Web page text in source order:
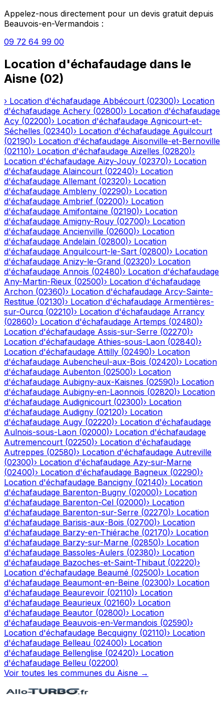
Appelez-nous directement pour un devis gratuit depuis
Beauvois-en-Vermandois :
09 72 64 99 00
Location d'échafaudage dans le
Aisne (02)
› Location d'échafaudage Abbécourt (02300)› Location
d'échafaudage Achery (02800)› Location d'échafaudage
Acy (02200)› Location d'échafaudage Agnicourt-et-
Séchelles (02340)› Location d'échafaudage Aguilcourt
(02190)› Location d'échafaudage Aisonville-et-Bernoville
(02110)› Location d'échafaudage Aizelles (02820)›
Location d'échafaudage Aizy-Jouy (02370)› Location
d'échafaudage Alaincourt (02240)› Location
d'échafaudage Allemant (02320)› Location
d'échafaudage Ambleny (02290)› Location
d'échafaudage Ambrief (02200)› Location
d'échafaudage Amifontaine (02190)› Location
d'échafaudage Amigny-Rouy (02700)› Location
d'échafaudage Ancienville (02600)› Location
d'échafaudage Andelain (02800)› Location
d'échafaudage Anguilcourt-le-Sart (02800)› Location
d'échafaudage Anizy-le-Grand (02320)› Location
d'échafaudage Annois (02480)› Location d'échafaudage
Any-Martin-Rieux (02500)› Location d'échafaudage
Archon (02360)› Location d'échafaudage Arcy-Sainte-
Restitue (02130)› Location d'échafaudage Armentières-
sur-Ourcq (02210)› Location d'échafaudage Arrancy
(02860)› Location d'échafaudage Artemps (02480)›
Location d'échafaudage Assis-sur-Serre (02270)›
Location d'échafaudage Athies-sous-Laon (02840)›
Location d'échafaudage Attilly (02490)› Location
d'échafaudage Aubencheul-aux-Bois (02420)› Location
d'échafaudage Aubenton (02500)› Location
d'échafaudage Aubigny-aux-Kaisnes (02590)› Location
d'échafaudage Aubigny-en-Laonnois (02820)› Location
d'échafaudage Audignicourt (02300)› Location
d'échafaudage Audigny (02120)› Location
d'échafaudage Augy (02220)› Location d'échafaudage
Aulnois-sous-Laon (02000)› Location d'échafaudage
Autremencourt (02250)› Location d'échafaudage
Autreppes (02580)› Location d'échafaudage Autreville
(02300)› Location d'échafaudage Azy-sur-Marne
(02400)› Location d'échafaudage Bagneux (02290)›
Location d'échafaudage Bancigny (02140)› Location
d'échafaudage Barenton-Bugny (02000)› Location
d'échafaudage Barenton-Cel (02000)› Location
d'échafaudage Barenton-sur-Serre (02270)› Location
d'échafaudage Barisis-aux-Bois (02700)› Location
d'échafaudage Barzy-en-Thiérache (02170)› Location
d'échafaudage Barzy-sur-Marne (02850)› Location
d'échafaudage Bassoles-Aulers (02380)› Location
d'échafaudage Bazoches-et-Saint-Thibaut (02220)›
Location d'échafaudage Beaumé (02500)› Location
d'échafaudage Beaumont-en-Beine (02300)› Location
d'échafaudage Beaurevoir (02110)› Location
d'échafaudage Beaurieux (02160)› Location
d'échafaudage Beautor (02800)› Location
d'échafaudage Beauvois-en-Vermandois (02590)›
Location d'échafaudage Becquigny (02110)› Location
d'échafaudage Belleau (02400)› Location
d'échafaudage Bellenglise (02420)› Location
d'échafaudage Belleu (02200)
Voir toutes les communes du Aisne →